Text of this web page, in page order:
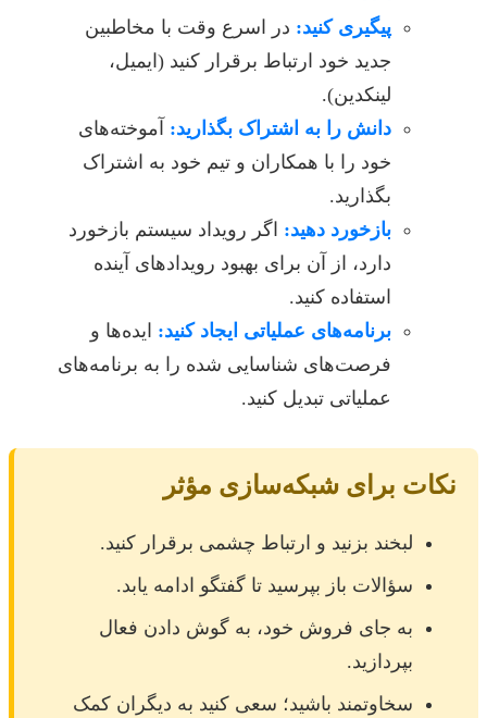
پیگیری کنید: در اسرع وقت با مخاطبین
جدید خود ارتباط برقرار کنید (ایمیل،
لینکدین).
دانش را به اشتراک بگذارید: آموخته‌های
خود را با همکاران و تیم خود به اشتراک
بگذارید.
بازخورد دهید: اگر رویداد سیستم بازخورد
دارد، از آن برای بهبود رویدادهای آینده
استفاده کنید.
برنامه‌های عملیاتی ایجاد کنید: ایده‌ها و
فرصت‌های شناسایی شده را به برنامه‌های
عملیاتی تبدیل کنید.
نکات برای شبکه‌سازی مؤثر
لبخند بزنید و ارتباط چشمی برقرار کنید.
سؤالات باز بپرسید تا گفتگو ادامه یابد.
به جای فروش خود، به گوش دادن فعال
بپردازید.
سخاوتمند باشید؛ سعی کنید به دیگران کمک